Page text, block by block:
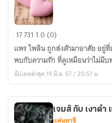
รัก
ไม่มี
ตอน
จบ
17731 10 (0)
แพร ไพลิน ถูกส่งตัวมาอาศัย อยู่ที่
พบกับความรัก ที่ดูเหมือนว่าไม่มีบ
อัปเดตล่าสุด 19 มิ.ย. 67 / 20:57 น.
เจมส์ กับ เงาดำ
แฟนตาซี